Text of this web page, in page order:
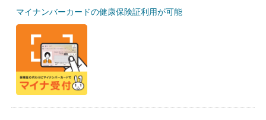
マイナンバーカードの健康保険証利用が可能